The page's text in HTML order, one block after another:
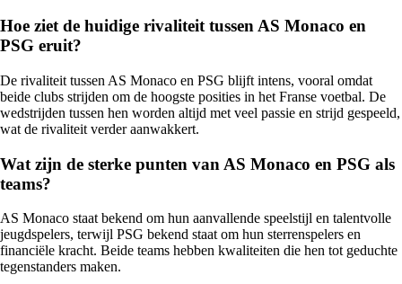
Hoe ziet de huidige rivaliteit tussen AS Monaco en
PSG eruit?
De rivaliteit tussen AS Monaco en PSG blijft intens, vooral omdat
beide clubs strijden om de hoogste posities in het Franse voetbal. De
wedstrijden tussen hen worden altijd met veel passie en strijd gespeeld,
wat de rivaliteit verder aanwakkert.
Wat zijn de sterke punten van AS Monaco en PSG als
teams?
AS Monaco staat bekend om hun aanvallende speelstijl en talentvolle
jeugdspelers, terwijl PSG bekend staat om hun sterrenspelers en
financiële kracht. Beide teams hebben kwaliteiten die hen tot geduchte
tegenstanders maken.